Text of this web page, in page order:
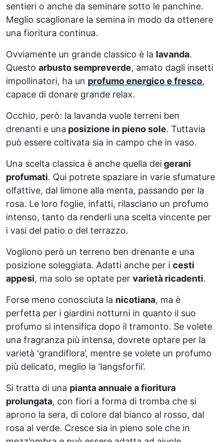
sentieri o anche da seminare sotto le panchine.
Meglio scaglionare la semina in modo da ottenere
una fioritura continua.
Ovviamente un grande classico è la lavanda.
Questo arbusto sempreverde, amato dagli insetti
impollinatori, ha un profumo energico e fresco,
capace di donare grande relax.
Occhio, però: la lavanda vuole terreni ben
drenanti e una posizione in pieno sole. Tuttavia
può essere coltivata sia in campo che in vaso.
Una scelta classica è anche quella deigerani
profumati. Qui potrete spaziare in varie sfumature
olfattive, dal limone alla menta, passando per la
rosa. Le loro foglie, infatti, rilasciano un profumo
intenso, tanto da renderli una scelta vincente per
i vasi del patio o del terrazzo.
Vogliono però un terreno ben drenante e una
posizione soleggiata. Adatti anche per i cesti
appesi, ma solo se optate per varietà ricadenti.
Forse meno conosciuta la nicotiana, ma è
perfetta per i giardini notturni in quanto il suo
profumo si intensifica dopo il tramonto. Se volete
una fragranza più intensa, dovrete optare per la
varietà ‘grandiflora’, mentre se volete un profumo
più delicato, meglio la ‘langsforfii’.
Si tratta di una pianta annuale a fioritura
prolungata, con fiori a forma di tromba che si
aprono la sera, di colore dal bianco al rosso, dal
rosa al verde. Cresce sia in pieno sole che in